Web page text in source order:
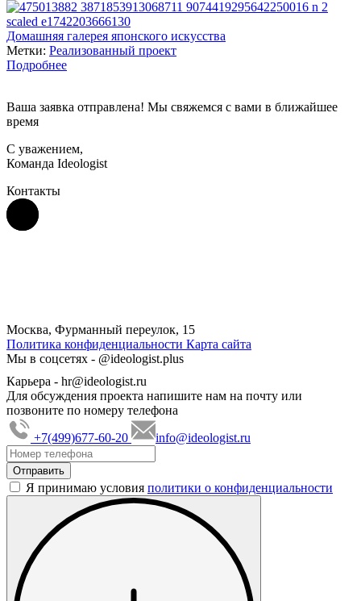
Домашняя галерея японского искусства
Метки: Реализованный проект
Подробнее
Ваша заявка отправлена! Мы свяжемся с вами в ближайшее
время
С уважением,
Команда Ideologist
Контакты
Москва, Фурманный переулок, 15
Политика конфиденциальности Карта сайта
Мы в соцсетях - @ideologist.plus
Карьера - hr@ideologist.ru
Для обсуждения проекта напишите нам на почту или
позвоните по номеру телефона
+7(499)677-60-20
info@ideologist.ru
Я принимаю условия политики о конфиденциальности